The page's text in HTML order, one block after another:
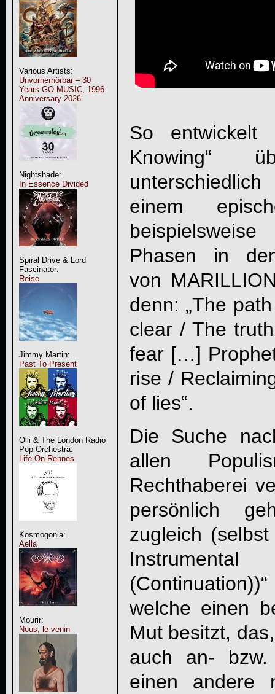
Various Artists:
Unvorherhörbar – 30
Years GO MUSIC, 1996
Anniversary 2026
Nightshade:
In Essence Divided
Spiral Drive & Lord
Fascinator:
Reise
Jimmy Martin:
Past To Present
Olli & The London Radio
Pop Orchestra:
Life On Rennes
Kosmogonia:
Aella
Mourir:
Nous, le venin
So entwickelt
Knowing“
einem
Phasen in den
von
denn: „The
clear / The
fear […]
rise /
of lies“.
Die Suche
allen
Rechthaberei
persönlich
zugleich
welche einen
Mut besitzt,
auch an- bzw.
einen andere